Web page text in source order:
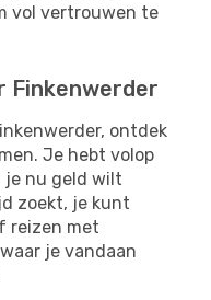
vol vertrouwen te
Finkenwerder
ontdek
Je hebt volop
je nu geld wilt
zoekt, je kunt
reizen met
je vandaan